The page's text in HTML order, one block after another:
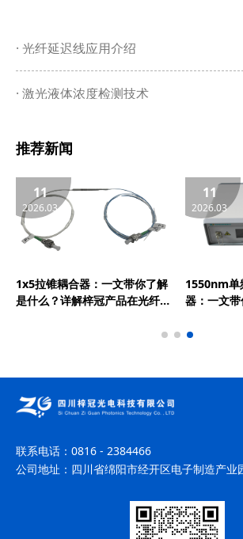
光纤延迟线应用介绍
激光液体浓度检测技术
推荐新闻
11
2026.03
1x5拉锥耦合器：一文带你了解
是什么？详解梓冠产品在光纤
11
2026.03
1550nm单
器：一文
光纤分布式
联系电话： 0816 - 2384466
公司地址： 四川省绵阳市经开区电子制造产业